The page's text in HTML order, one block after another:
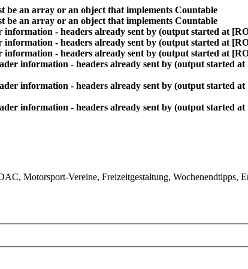
be an array or an object that implements Countable
be an array or an object that implements Countable
information - headers already sent by (output started at
information - headers already sent by (output started at
information - headers already sent by (output started at
information - headers already sent by (output started at
information - headers already sent by (output started at
information - headers already sent by (output started at
Motorsport-Vereine, Freizeitgestaltung, Wochenendtipps,